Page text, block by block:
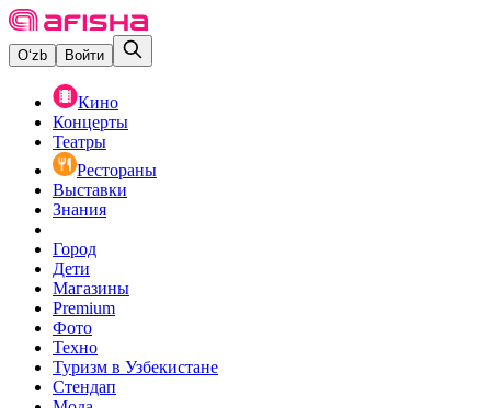
O‘zb Войти
Кино
Концерты
Театры
Рестораны
Выставки
Знания
Город
Дети
Магазины
Premium
Фото
Техно
Туризм в Узбекистане
Стендап